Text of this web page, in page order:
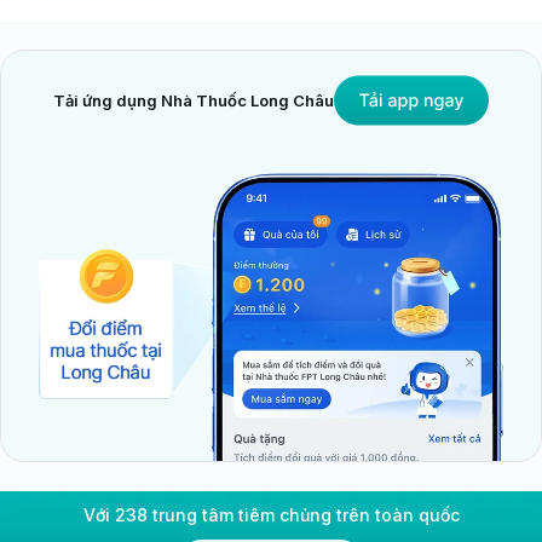
Ngủ đủ giấc và kiểm soát căng thẳng bằng các bài
Tuyệt đối không hút thuốc lá và tránh xa khói
thuốc lá thụ động vì đây là yếu tố nguy cơ hàng
đầu gây bệnh mắt do tuyến giáp.
Tập thể dục đều đặn với cường độ vừa phải để
tăng cường sức đề kháng và cải thiện tuần hoàn
máu.
Tải ứng dụng Nhà Thuốc Long Châu
Với 238 trung tâm tiêm chủng trên toàn quốc